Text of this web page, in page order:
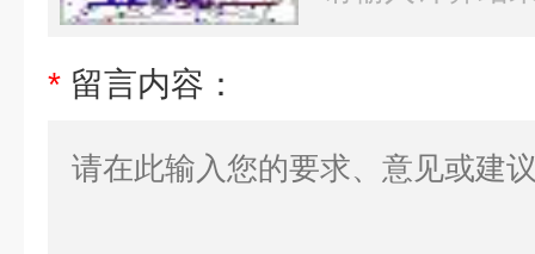
* 留言内容：